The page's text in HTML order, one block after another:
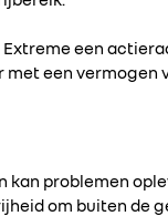
een
een vermogen
kan problemen
om buiten de